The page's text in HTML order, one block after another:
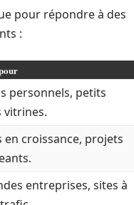
pour répondre à des
:
personnels, petits
vitrines.
en croissance, projets
entreprises, sites à